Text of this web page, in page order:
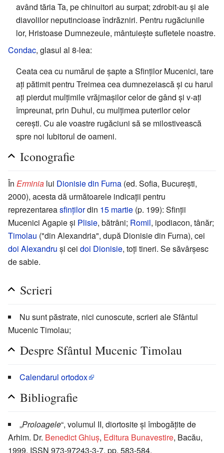
având tăria Ta, pe chinuitori au surpat; zdrobit-au şi ale
diavolilor neputincioase îndrăzniri. Pentru rugăciunile
lor, Hristoase Dumnezeule, mântuieşte sufletele noastre.
Condac, glasul al 8-lea:
Ceata cea cu numărul de şapte a Sfinţilor Mucenici, tare
aţi pătimit pentru Treimea cea dumnezeiască şi cu harul
aţi pierdut mulţimile vrăjmaşilor celor de gând şi v-aţi
împreunat, prin Duhul, cu mulţimea puterilor celor
cereşti. Cu ale voastre rugăciuni să se milostivească
spre noi Iubitorul de oameni.
Iconografie
În Erminia lui Dionisie din Furna (ed. Sofia, Bucureşti,
2000), acesta dă următoarele indicaţii pentru
reprezentareasfinţilordin 15 martie (p. 199): Sfinţii
Mucenici Agapie şi Plisie, bătrâni; Romil, ipodiacon, tânăr;
Timolau ("din Alexandria", după Dionisie din Furna), cei
doi Alexandru şi cei doi Dionisie, toţi tineri. Se săvârşesc
de sabie.
Scrieri
Nu sunt păstrate, nici cunoscute, scrieri ale Sfântul
Mucenic Timolau;
Despre Sfântul Mucenic Timolau
Calendarul ortodox
Bibliografie
„Proloagele“, volumul II, diortosite şi îmbogăţite de
Arhim. Dr. Benedict Ghiuş, Editura Bunavestire, Bacău,
1999, ISSN 973-97243-3-7, pp. 583-584.